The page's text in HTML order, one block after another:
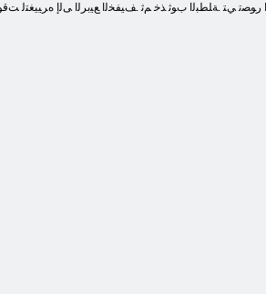
ﺭﻮﺼﺗ ﻲﺘ .ﺔﻠﻄﺒﻟﺍ ﺏﻮﺛ ﺬﺧ ﻢﺛ .ﻒﻴﻔﺨﻟﺍ ﻊﻴﺑﺮﻟﺍ ﻰﻟﺇ ﻩﺮﻴﻴﻐﺘﻟ